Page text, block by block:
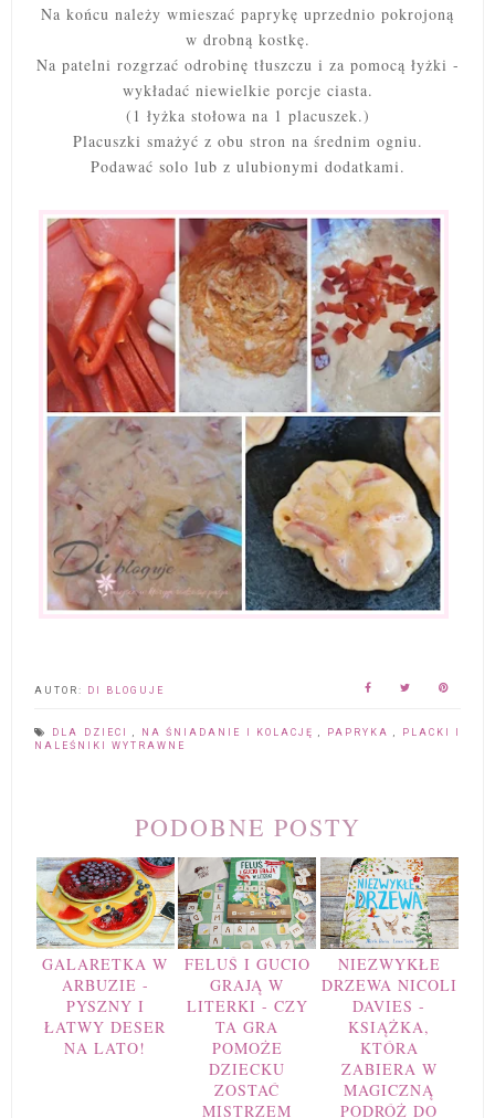
Na końcu należy wmieszać paprykę uprzednio pokrojoną
w drobną kostkę.
Na patelni rozgrzać odrobinę tłuszczu i za pomocą łyżki -
wykładać niewielkie porcje ciasta.
(1 łyżka stołowa na 1 placuszek.)
Placuszki smażyć z obu stron na średnim ogniu.
Podawać solo lub z ulubionymi dodatkami.
AUTOR: DI BLOGUJE
DLA DZIECI, NA ŚNIADANIE I KOLACJĘ, PAPRYKA,
PLACKI I
NALEŚNIKI WYTRAWNE
PODOBNE POSTY
GALARETKA W
ARBUZIE -
PYSZNY I
ŁATWY DESER
NA LATO!
FELUŚ I GUCIO
GRAJĄ W
LITERKI - CZY
TA GRA
POMOŻE
DZIECKU
ZOSTAĆ
MISTRZEM
NIEZWYKŁE
DRZEWA NICOLI
DAVIES -
KSIĄŻKA,
KTÓRA
ZABIERA W
MAGICZNĄ
PODRÓŻ DO